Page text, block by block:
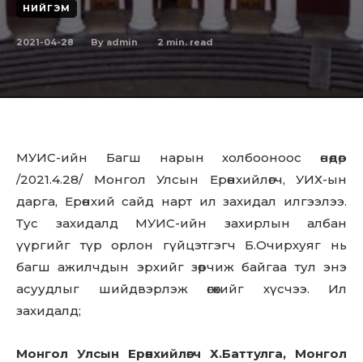
НИЙГЭМ
2021-04-28 By admin 2 min. read
МУИС-ийн Багш нарын холбооноос өнөөдөр
/2021.4.28/ Монгол Улсын Ерөнхийлөгч, УИХ-ын
дарга, Ерөнхий сайд нарт ил захидал илгээлээ.
Тус захидалд МУИС-ийн захирлын албан
үүргийг түр орлон гүйцэтгэгч Б.Очирхуяг нь
багш ажилчдын эрхийг зөрчиж байгаа тул энэ
асуудлыг шийдвэрлэж өгөхийг хүсчээ. Ил
захидалд;
Монгол Улсын Ерөнхийлөгч Х.Баттулга, Монгол